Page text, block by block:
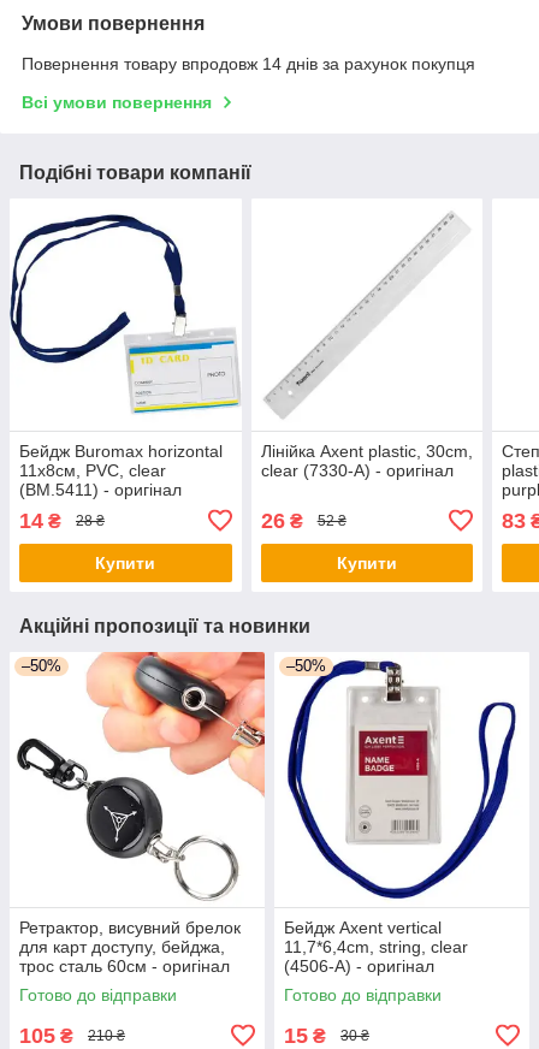
Умови повернення
Повернення товару впродовж 14 днів за рахунок покупця
Всі умови повернення
Подібні товари компанії
Бейдж Buromax horizontal
11х8cм, PVC, clear
(BM.5411) - оригінал
14 ₴ 28 ₴
Купити
Лінійка Axent plastic, 30cm,
clear (7330-А) - оригінал
26₴ 52 ₴
Купити
83
Акційні пропозиції та новинки
–50%
Ретрактор, висувний брелок
для карт доступу, бейджа,
трос сталь 60см - оригінал
Готово до відправки
105 ₴ 210 ₴
–50%
Бейдж Axent vertical
11,7*6,4cm, string, clear
(4506-А) - оригінал
Готово до відправки
15 ₴ 30 ₴